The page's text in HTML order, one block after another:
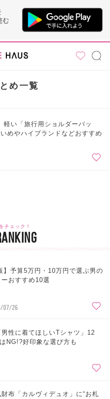
め一覧
軽い「旅行用ショルダーバッ
めやハイブランドなどおすすめ
チェック！
】予算5万円・10万円で選ぶ男の
おすすめ10選
07/26
性に着てほしいTシャツ」12
NG!?好印象な選び方も
布「カルヴィデュオ」に“お札